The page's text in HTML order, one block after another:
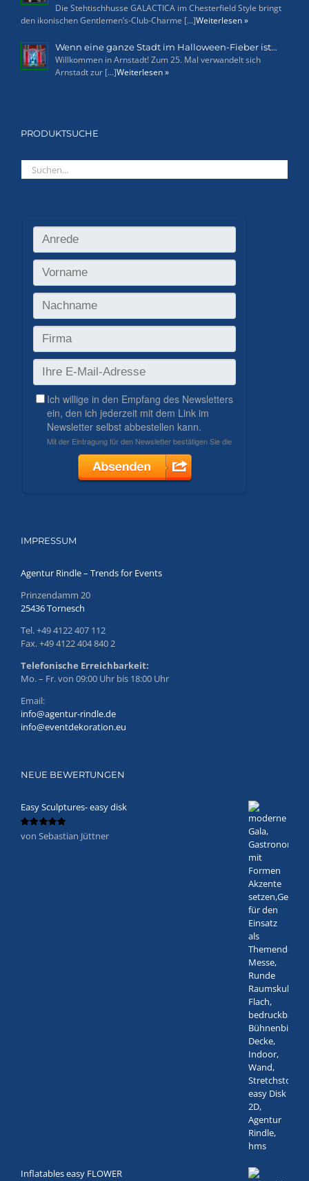
Die Stehtischhusse GALACTICA im Chesterfield Style bringt
den ikonischen Gentlemen’s-Club-Charme [...]Weiterlesen »
Wenn eine ganze Stadt im Halloween-Fieber ist…
Willkommen in Arnstadt! Zum 25. Mal verwandelt sich
Arnstadt zur [...]Weiterlesen »
PRODUKTSUCHE
IMPRESSUM
Agentur Rindle – Trends for Events
Prinzendamm 20
25436 Tornesch
Tel. +49 4122 407 112
Fax. +49 4122 404 840 2
Telefonische Erreichbarkeit:
Mo. – Fr. von 09:00 Uhr bis 18:00 Uhr
Email:
info@agentur-rindle.de
info@eventdekoration.eu
NEUE BEWERTUNGEN
Easy Sculptures- easy disk
Bewertet
von Sebastian Jüttner
Inflatables easy FLOWER